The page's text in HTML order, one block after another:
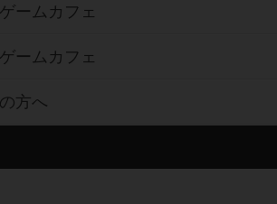
ームカフェ
ームカフェ
方へ